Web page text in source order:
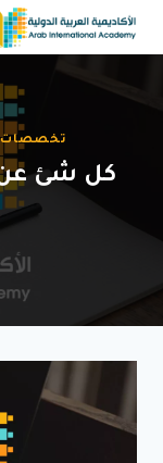
التجاوز
تخصصات
كل شئ عن